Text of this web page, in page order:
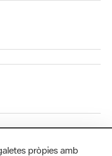
pròpies amb